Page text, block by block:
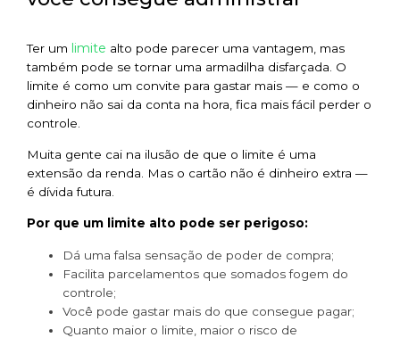
Ter um limite alto pode parecer uma vantagem, mas
também pode se tornar uma armadilha disfarçada. O
limite é como um convite para gastar mais — e como o
dinheiro não sai da conta na hora, fica mais fácil perder o
controle.
Muita gente cai na ilusão de que o limite é uma
extensão da renda. Mas o cartão não é dinheiro extra —
é dívida futura.
Por que um limite alto pode ser perigoso:
Dá uma falsa sensação de poder de compra;
Facilita parcelamentos que somados fogem do
controle;
Você pode gastar mais do que consegue pagar;
Quanto maior o limite, maior o risco de